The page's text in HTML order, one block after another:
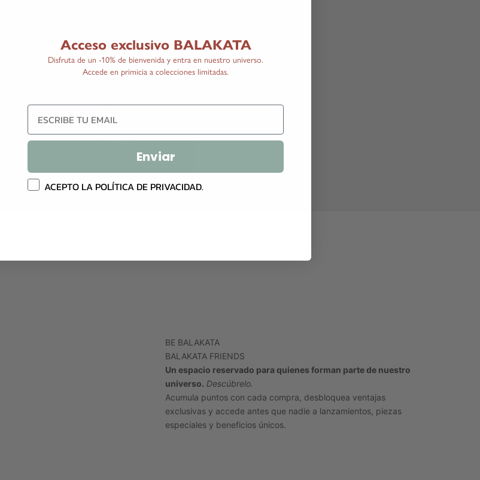
BE BALAKATA
BALAKATA FRIENDS
Un espacio reservado para quienes forman parte de nuestro
universo. Descúbrelo.
Acumula puntos con cada compra, desbloquea ventajas
exclusivas y accede antes que nadie a lanzamientos, piezas
especiales y beneficios únicos.
Acceso exclusivo BALAKATA
Disfruta de un -10% de bienvenida y entra en nuestro universo.
Accede en primicia a colecciones limitadas.
Email
Enviar
Política privacidad
ACEPTO LA POLÍTICA DE PRIVACIDAD.